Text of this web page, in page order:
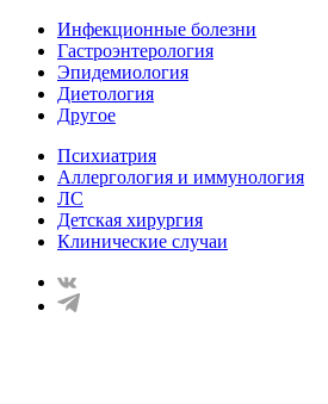
Инфекционные болезни
Гастроэнтерология
Эпидемиология
Диетология
Другое
Психиатрия
Аллергология и иммунология
ЛС
Детская хирургия
Клинические случаи